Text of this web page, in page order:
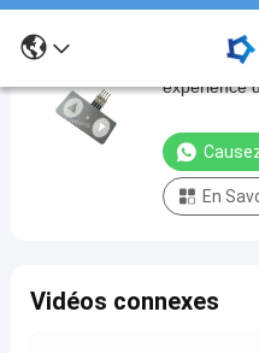
Clavier
à
membrane
expérience
Clavier à
expérience
En
Vidéos connexes